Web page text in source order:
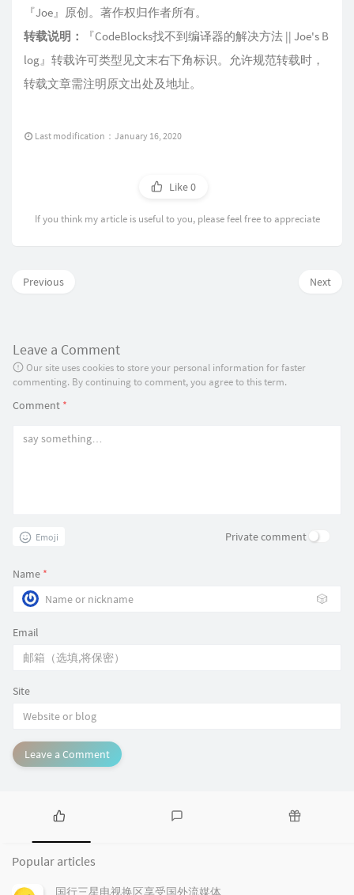
『Joe 』原创。著作权归作者所有。
转载说明：
『CodeBlocks找不到编译器的解决方法 || Joe's B
log 』转载许可类型见文末右下角标识。允许规范转载时，
转载文章需注明原文出处及地址。
Last modification：January 16, 2020
Like0
If you think my article is useful to you, please feel free to appreciate
Next
Previous
Leave a Comment
Our site uses cookies to store your personal information for faster
commenting. By continuing to comment, you agree to this term.
Comment *
Emoji Private comment
Name *
🎲
Email
Site
Leave a Comment
p
u
e
Popular articles
国行三星电视换区享受国外流媒体